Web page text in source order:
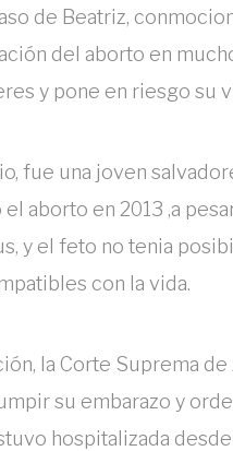
de Beatriz,
del aborto en
y pone en riesgo su
fue una joven
el aborto en 2013 ,a
y el feto no tenia
con la vida.
la Corte Suprema
su embarazo y
hospitalizada